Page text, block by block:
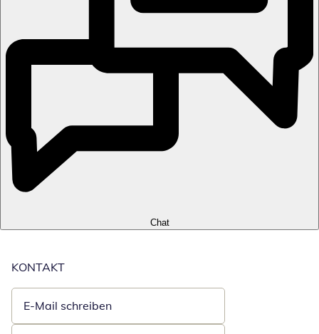
Chat
KONTAKT
E-Mail schreiben
Öffnet E-Mail-Client